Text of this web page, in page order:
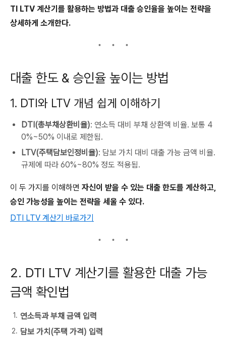
TI LTV 계산기를 활용하는 방법과 대출 승인율을 높이는 전략을
상세하게 소개한다.
대출 한도 & 승인율 높이는 방법
1. DTI와 LTV 개념 쉽게 이해하기
DTI(총부채상환비율): 연소득 대비 부채 상환액 비율. 보통 4
0%~50% 이내로 제한됨.
LTV(주택담보인정비율): 담보 가치 대비 대출 가능 금액 비율.
규제에 따라 60%~80% 정도 적용됨.
이 두 가지를 이해하면 자신이 받을 수 있는 대출 한도를 계산하고,
승인 가능성을 높이는 전략을 세울 수 있다.
DTI LTV 계산기 바로가기
2. DTI LTV 계산기를 활용한 대출 가능
금액 확인법
연소득과 부채 금액 입력
담보 가치(주택 가격) 입력